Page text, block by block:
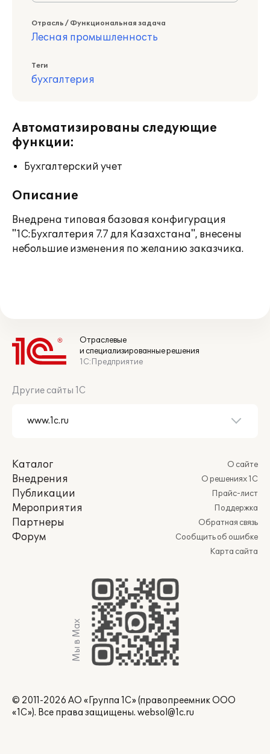
Отрасль / Функциональная задача
Лесная промышленность
Теги
бухгалтерия
Автоматизированы следующие
функции:
Бухгалтерский учет
Описание
Внедрена типовая базовая конфигурация
"1С:Бухгалтерия 7.7 для Казахстана", внесены
небольшие изменения по желанию заказчика.
Отраслевые
и специализированные решения
1С:Предприятие
Другие сайты 1С
Каталог
Внедрения
Публикации
Мероприятия
Партнеры
Форум
О сайте
О решениях 1С
Прайс-лист
Поддержка
Обратная связь
Сообщить об ошибке
Карта сайта
Мы в Max
© 2011-2026 АО «Группа 1С» (правопреемник ООО
«1С»). Все права защищены. websol@1c.ru